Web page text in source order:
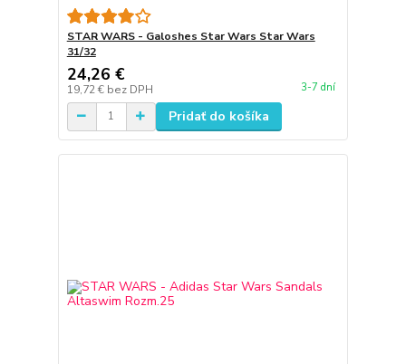
STAR WARS - Galoshes Star Wars Star Wars
31/32
24,26 €
19,72 € bez DPH 3-7 dní
Pridať do košíka